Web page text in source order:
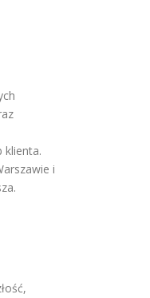
klienta.
i